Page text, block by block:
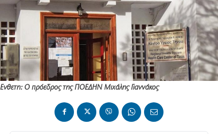
Ενθετη: Ο πρόεδρος της ΠΟΕΔΗΝ Μιχάλης Γιαννάκος